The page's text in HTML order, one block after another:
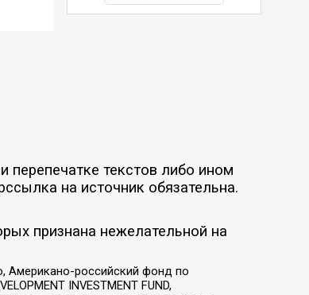
перепечатке текстов либо ином
на источник обязательна.
признана нежелательной на
Американо-российский фонд по
INVESTMENT FUND,